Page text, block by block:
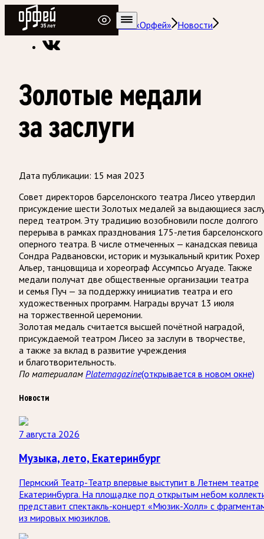
Радио Орфей
Радио классической музыки «Орфей» Новости
Золотые медали
за заслуги
Дата публикации: 15 мая 2023
Совет директоров барселонского театра Лисео утвердил
присуждение шести Золотых медалей за выдающиеся
перед театром. Эту традицию возобновили после долгого
перерыва в рамках празднования 175-летия барселонского
оперного театра. В числе отмеченных — канадская певица
Сондра Радвановски, историк и музыкальный критик Рохер
Альер, танцовщица и хореограф Ассумпсьо Агуаде. Также
медали получат две общественные организации театра
и семья Пуч — за поддержку инициатив театра и его
художественных программ. Награды вручат 13 июля
на торжественной церемонии.
Золотая медаль считается высшей почётной наградой,
присуждаемой театром Лисео за заслуги в творчестве,
а также за вклад в развитие учреждения
и благотворительность.
По материалам Platemagazine(открывается в новом окне)
Новости
7 августа 2026
Музыка, лето, Екатеринбург
Пермский Театр-Театр впервые выступит в Летнем театре
Екатеринбурга. На площадке под открытым небом
представит спектакль-концерт «Мюзик-Холл» с
из мировых мюзиклов.